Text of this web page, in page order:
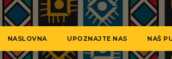
NASLOVNA UPOZNAJTE NAS NAŠ